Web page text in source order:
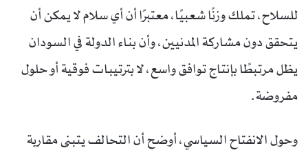
للسلاح، تملك وزنًا شعبيًا، معتبرًا أن أي سلام لا يمكن أن
يتحقق دون مشاركة المدنيين، وأن بناء الدولة في السودان
يظل مرتبطًا بإنتاج توافق واسع، لا بترتيبات فوقية أو حلول
مفروضة.
وحول الانفتاح السياسي، أوضح أن التحالف يتبنى مقاربة